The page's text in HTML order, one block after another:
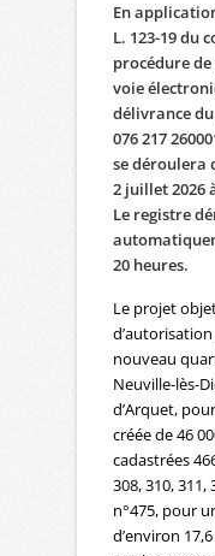
En
L. 123-19 du
procédure
voie
délivrance du
076 217
se déroulera
2 juillet 2026
Le registre
20 heures.
Le projet
nouveau
Neuville-lès-
d’Arquet,
créée de 46
cadastrées
308, 310, 311,
n°475, pour
d’environ